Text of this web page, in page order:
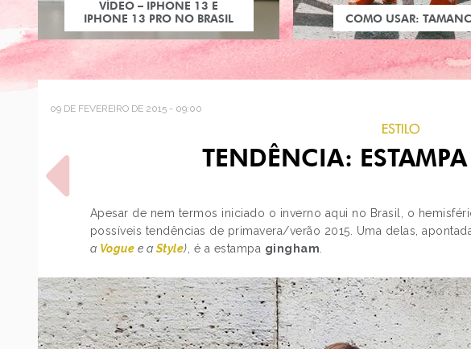
VÍDEO – IPHONE 13 E
IPHONE 13 PRO NO BRASIL
COMO USAR:
09 DE FEVEREIRO DE 2015 - 09:00
ESTILO
TENDÊNCIA:
Apesar de nem termos iniciado o inverno aqui no Brasil, o
possíveis tendências de primavera/verão 2015. Uma delas,
a Vogue e a Style) , é a estampa gingham
POST ANTERIOR
VERÃO 2015